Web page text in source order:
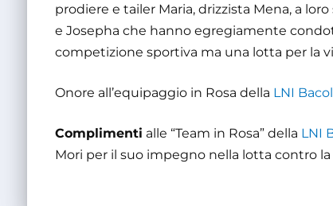
prodiere e tailer Maria, drizzista Mena, a
e Josepha che hanno egregiamente
competizione sportiva ma una lotta per la
Onore all’equipaggio in Rosa della LNI
Complimenti alle “Team in Rosa” della LNI
Mori per il suo impegno nella lotta contro